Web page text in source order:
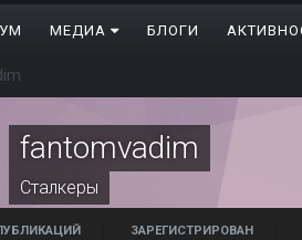
МЕДИА БЛОГИ
fantomvadim
Сталкеры
ЗАРЕГИСТРИРОВАН